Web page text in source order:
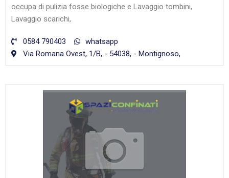
occupa di pulizia fosse biologiche e Lavaggio tombini,
Lavaggio scarichi,
0584 790403
whatsapp
Via Romana Ovest, 1/B, - 54038, - Montignoso,